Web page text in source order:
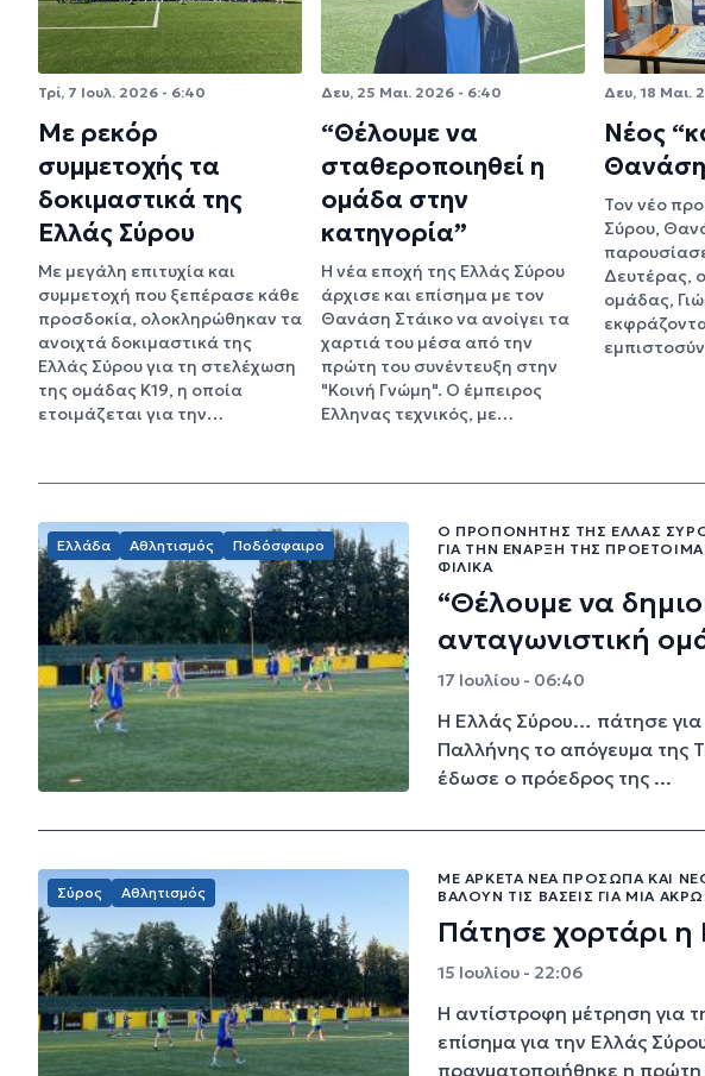
Τρί, 7 Ιουλ. 2026 - 6:40
Με ρεκόρ
συμμετοχής τα
δοκιμαστικά της
Ελλάς Σύρου
Με μεγάλη επιτυχία και
συμμετοχή που ξεπέρασε κάθε
προσδοκία, ολοκληρώθηκαν τα
ανοιχτά δοκιμαστικά της
Ελλάς Σύρου για τη στελέχωση
της ομάδας Κ19, η οποία
ετοιμάζεται για την…
Δευ, 25 Μαι. 2026 - 6:40
“Θέλουμε να
σταθεροποιηθεί η
ομάδα στην
κατηγορία”
Η νέα εποχή της Ελλάς Σύρου
άρχισε και επίσημα με τον
Θανάση Στάικο να ανοίγει τα
χαρτιά του μέσα από την
πρώτη του συνέντευξη στην
"Κοινή Γνώμη". Ο έμπειρος
Έλληνας τεχνικός, με…
Δευ, 18 Μαι.
Νέος
Τον νέο
Σύρου,
Δευτέρας,
ομάδας,
Ελλάδα Αθλητισμός Ποδόσφαιρο
Ο ΠΡΟΠΟΝΗΤΉΣ ΤΗΣ ΕΛΛΆΣ
ΓΙΑ ΤΗΝ ΈΝΑΡΞΗ ΤΗΣ
ΦΙΛΙΚΆ
“Θέλουμε να
ανταγωνιστική
17 Ιουλίου - 06:40
Η Ελλάς Σύρου… πάτησε
Παλλήνης το απόγευμα της
έδωσε ο πρόεδρος της ...
Σύρος Αθλητισμός
ΜΕ ΑΡΚΕΤΆ ΝΈΑ ΠΡΌΣΩΠΑ ΚΑΙ
ΒΆΛΟΥΝ ΤΙΣ ΒΆΣΕΙΣ ΓΙΑ ΜΊΑ
Πάτησε χορτάρι η
15 Ιουλίου - 22:06
Η αντίστροφη μέτρηση για
επίσημα για την Ελλάς
πραγματοποιήθηκε η